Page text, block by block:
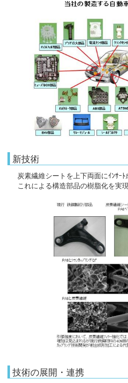
新技術
炭素繊維シートを上下両面にｲﾝｻｰ
これによる構造部品の樹脂化を実現
技術の展開・連携